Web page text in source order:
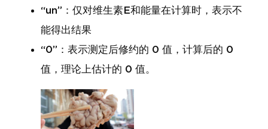
“un”：仅对维生素E和能量在计算时，表示不
能得出结果
“0”：表示测定后修约的 0 值，计算后的 0
值，理论上估计的 0 值。